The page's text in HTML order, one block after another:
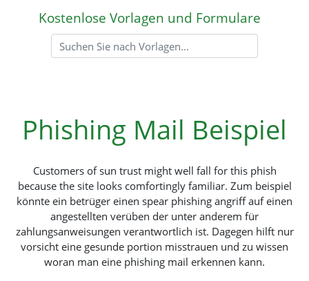
Kostenlose Vorlagen und Formulare
Phishing Mail Beispiel
Customers of sun trust might well fall for this phish
because the site looks comfortingly familiar. Zum beispiel
könnte ein betrüger einen spear phishing angriff auf einen
angestellten verüben der unter anderem für
zahlungsanweisungen verantwortlich ist. Dagegen hilft nur
vorsicht eine gesunde portion misstrauen und zu wissen
woran man eine phishing mail erkennen kann.